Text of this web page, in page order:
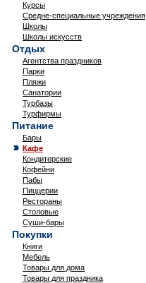
Курсы
Средне-специальные учреждения
Школы
Школы искусств
Отдых
Агентства праздников
Парки
Пляжи
Санатории
Турбазы
Турфирмы
Питание
Бары
Кафе
Кондитерские
Кофейни
Пабы
Пиццерии
Рестораны
Столовые
Суши-бары
Покупки
Книги
Мебель
Товары для дома
Товары для праздника